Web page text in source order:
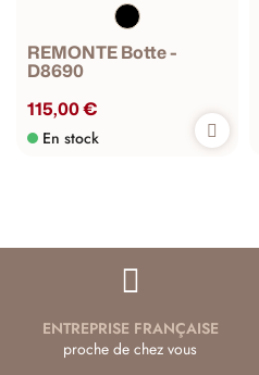
REMONTE Botte -
D8690
115,00 €
En stock
ENTREPRISE FRANÇAISE
proche de chez vous